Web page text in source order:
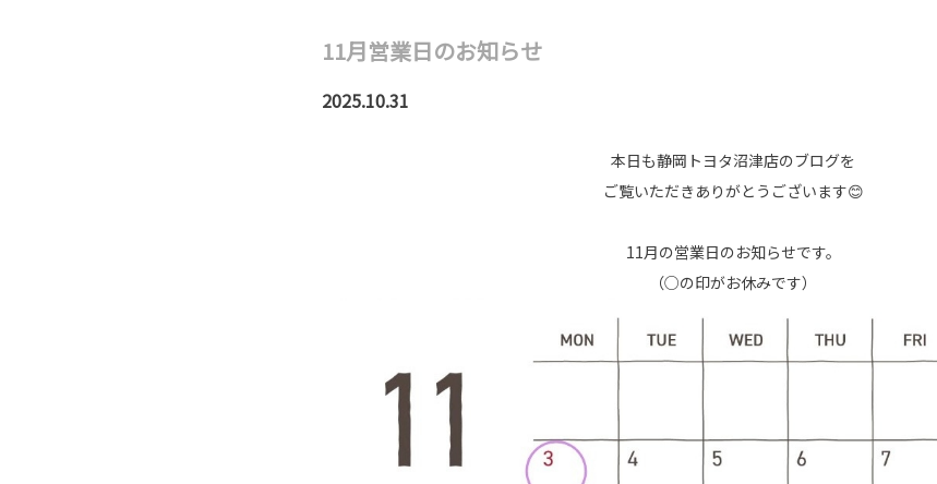
11月営業日のお知らせ
2025.10.31
本日も静岡トヨタ沼津店のブログを
ご覧いただきありがとうございます😊
11月の営業日のお知らせです。
（○の印がお休みです）